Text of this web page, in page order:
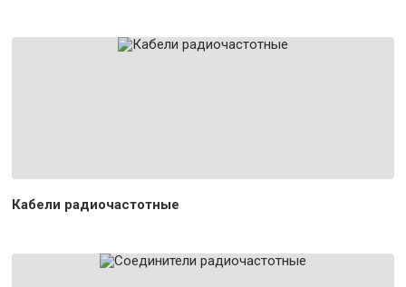
Кабели радиочастотные